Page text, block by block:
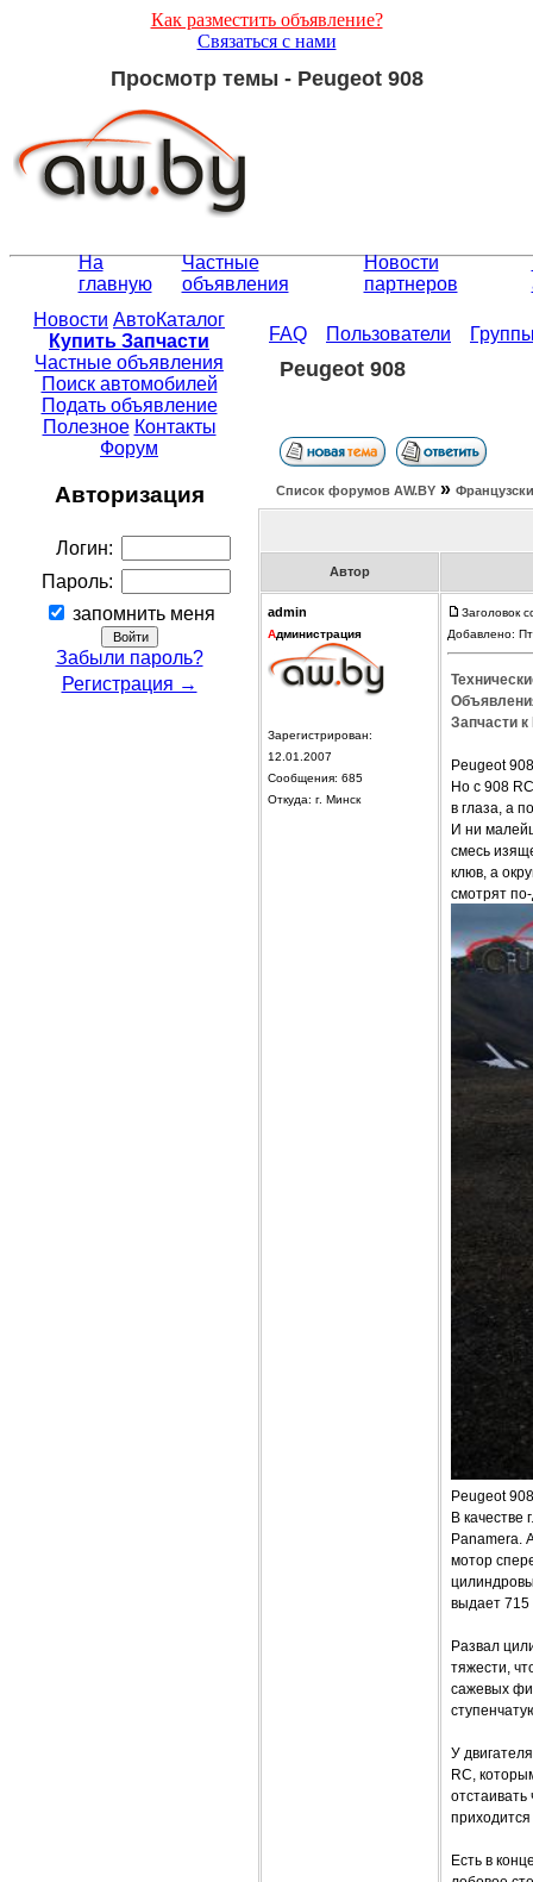
Как разместить объявление?
Связаться с нами
Просмотр темы - Peugeot 908
На
главную
Частные
объявления
Новости
партнеров
Новости АвтоКаталог
Купить Запчасти
Частные объявления
Поиск автомобилей
Подать объявление
Полезное Контакты
Форум
Авторизация
Логин:
Пароль:
запомнить меня
Забыли пароль?
Регистрация →
FAQ Пользователи
Peugeot 908
Список форумов АW.BY »
Автор
admin
Администрация
Зарегистрирован:
12.01.2007
Сообщения: 685
Откуда: г. Минск
Заголовок
Добавлено:
Запчасти к
Peugeot
Но с 908
в глаза, а
И ни
смесь
клюв, а
смотрят
Peugeot
В качестве
Panamera.
мотор
выдает
Развал
тяжести,
сажевых
У
RC,
Есть в